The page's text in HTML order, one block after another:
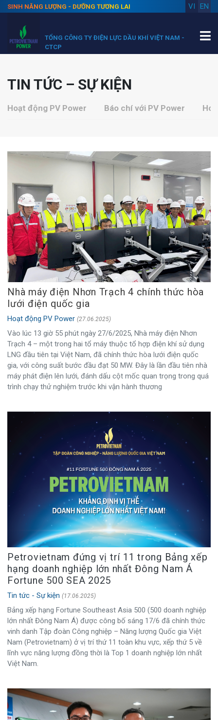
SINH NĂNG LƯỢNG - DƯỠNG TƯƠNG LAI EN
VI
TỔNG CÔNG TY ĐIỆN LỰC DẦU KHÍ VIỆT NAM -
CTCP
TIN TỨC – SỰ KIỆN
Hoạt động PV Power Báo chí với PV Power
Nhà máy điện Nhơn Trạch 4 chính thức hòa
lưới điện quốc gia
Hoạt động PV Power (27.06.2025)
Vào lúc 13 giờ 55 phút ngày 27/6/2025, Nhà máy điện Nhơn
Trạch 4 – một trong hai tổ máy thuộc tổ hợp điện khí sử dụng
LNG đầu tiên tại Việt Nam, đã chính thức hòa lưới điện quốc
gia, với công suất bước đầu đạt 50 MW. Đây là lần đầu tiên nhà
máy phát điện lên lưới, đánh dấu cột mốc quan trọng trong quá
trình chạy thử nghiệm trước khi vận hành thương
Petrovietnam đứng vị trí 11 trong Bảng xếp
hạng doanh nghiệp lớn nhất Đông Nam Á
Fortune 500 SEA 2025
Tin tức - Sự kiện (17.06.2025)
Bảng xếp hạng Fortune Southeast Asia 500 (500 doanh nghiệp
lớn nhất Đông Nam Á) được công bố sáng 17/6 đã chính thức
vinh danh Tập đoàn Công nghiệp – Năng lượng Quốc gia Việt
Nam (Petrovietnam) ở vị trí thứ 11 toàn khu vực, xếp thứ 5 về
lĩnh vực năng lượng đồng thời là Top 1 doanh nghiệp lớn nhất
Việt Nam.